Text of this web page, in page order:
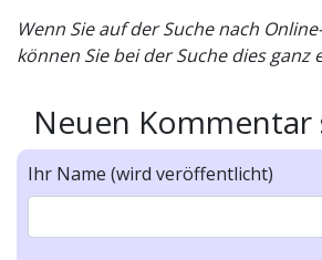
Wenn Sie auf der Suche nach
können Sie bei der Suche dies ganz
Neuen Kommentar
Ihr Name (wird veröffentlicht)